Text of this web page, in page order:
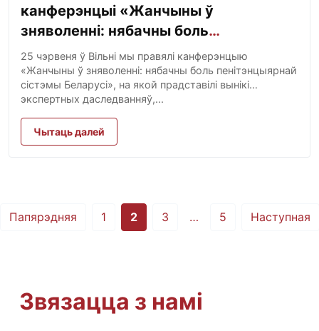
канферэнцыі «Жанчыны ў
зняволенні: нябачны боль
пенітэнцыярнай сістэмы Беларусі»
25 чэрвеня ў Вільні мы правялі канферэнцыю
«Жанчыны ў зняволенні: нябачны боль пенітэнцыярнай
сістэмы Беларусі», на якой прадставілі вынікі
экспертных даследванняў,...
Чытаць далей
Posts
Папярэдняя 1 2 3 … 5 Наступная
Звязацца з намі